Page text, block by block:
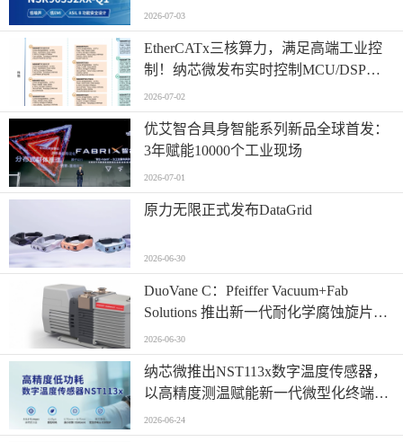
案！
2026-07-03
EtherCATx三核算力，满足高端工业控
制！纳芯微发布实时控制MCU/DSP
NS800RTA7系列
2026-07-02
优艾智合具身智能系列新品全球首发：
3年赋能10000个工业现场
2026-07-01
原力无限正式发布DataGrid
2026-06-30
​DuoVane C：Pfeiffer Vacuum+Fab
Solutions 推出新一代耐化学腐蚀旋片真
空泵
2026-06-30
纳芯微推出NST113x数字温度传感器，
以高精度测温赋能新一代微型化终端设
计
2026-06-24